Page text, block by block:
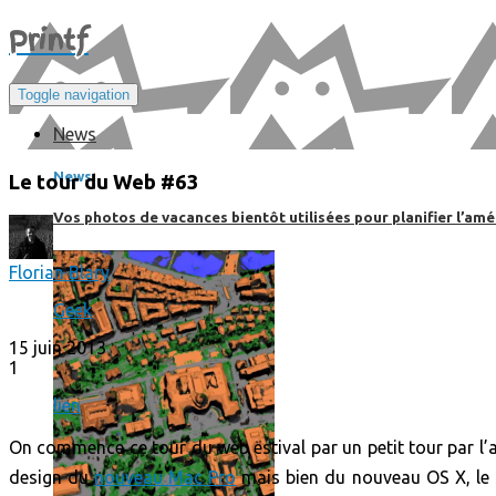
Printf
Toggle navigation
News
News
Vos photos de vacances bientôt utilisées pour planifier
Le tour du Web #63
Florian Blary
Geek
15 juin 2013
1
lien
On commence ce tour du web estival par un petit tour par
design dunouveau Mac Promais bien du nouveau OS X,